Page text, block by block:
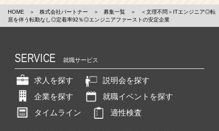
HOME ＞ 株式会社パートナー ＞ 募集一覧 ＞
＜文理不問＞ITエンジニア◎転
居を伴う転勤なし◎定着率92％◎エンジニアファーストの安定企業
SERVICE 就職サービス
求人を探す
説明会を探す
企業を探す
就職イベントを探す
タイムライン
適性検査